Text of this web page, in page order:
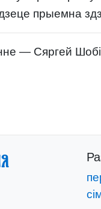
прыемна
— Сяргей